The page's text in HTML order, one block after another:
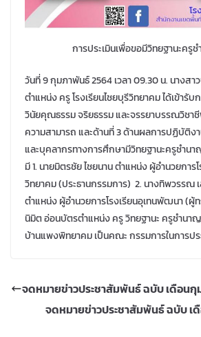
การประเมินเพื่อขอมีวิทยฐานะครู
วันที่ 9 กุมภาพันธ์ 2564 เวลา 09.30 น. นางสา
ตำแหน่ง ครู โรงเรียนไชยบุรีวิทยาคม ได้เข้ารับ
วินัยคุณธรรม จริยธรรม และจรรยาบรรณวิชา
ความสามารถ และด้านที่ 3 ด้านผลการปฏิบัติง
และบุคลากรทางการศึกษามีวิทยฐานะครูชำนา
มี 1. นายมิตรชัย ไชยนาน ตำแหน่ง ผู้อำนวยการ
วิทยาคม (ประธานกรรมการ) 2. นางทิพวรรณ
ตำแหน่ง ผู้อำนวยการโรงเรียนอุเทนพัฒนา (
นิมิต อ่อนบัตรตำแหน่ง ครู วิทยฐานะ ครูชำนา
บ้านแพงพิทยาคม เป็นคณะ กรรมการในการปร
จดหมายข่าวประชาสัมพันธ์ ฉบับ เดือน
จดหมายข่าวประชาสัมพันธ์ ฉบับ เ